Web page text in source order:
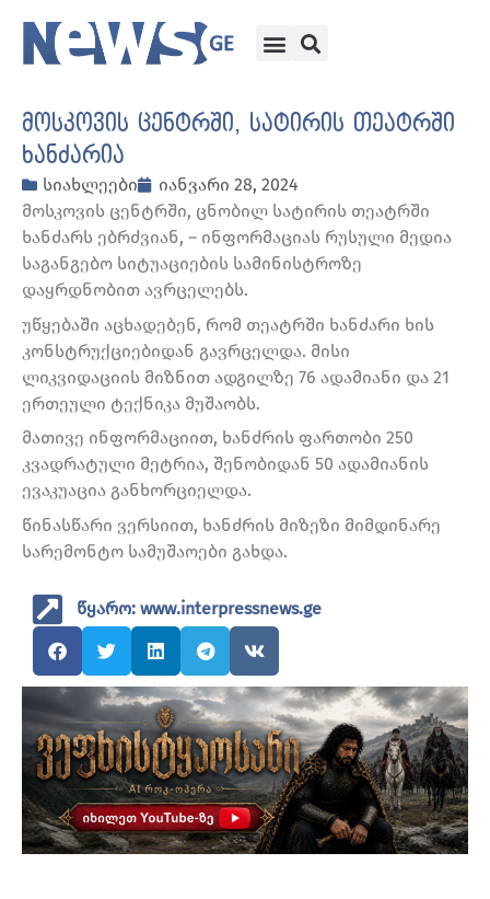
მოსკოვის ცენტრში, სატირის თეატრში
ხანძარია
სიახლეები
იანვარი 28, 2024
მოსკოვის ცენტრში, ცნობილ სატირის თეატრში
ხანძარს ებრძვიან, – ინფორმაციას რუსული მედია
საგანგებო სიტუაციების სამინისტროზე
დაყრდნობით ავრცელებს.
უწყებაში აცხადებენ, რომ თეატრში ხანძარი ხის
კონსტრუქციებიდან გავრცელდა. მისი
ლიკვიდაციის მიზნით ადგილზე 76 ადამიანი და 21
ერთეული ტექნიკა მუშაობს.
მათივე ინფორმაციით, ხანძრის ფართობი 250
კვადრატული მეტრია, შენობიდან 50 ადამიანის
ევაკუაცია განხორციელდა.
წინასწარი ვერსიით, ხანძრის მიზეზი მიმდინარე
სარემონტო სამუშაოები გახდა.
წყარო: www.interpressnews.ge